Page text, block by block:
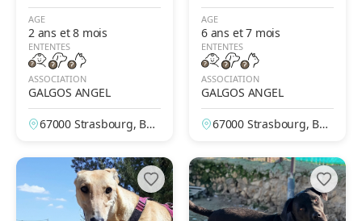
AGE
2 ans et 8 mois
ENTENTES
ASSOCIATION
GALGOS ANGEL
67000 Strasbourg, Bas
AGE
6 ans et 7 mois
ENTENTES
ASSOCIATION
GALGOS ANGEL
67000 Strasbourg, Bas